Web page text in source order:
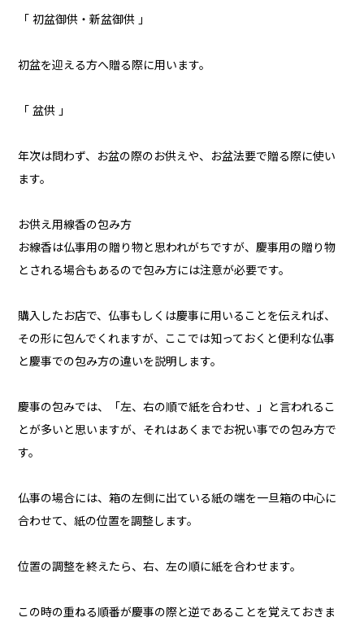
「 初盆御供・新盆御供 」
初盆を迎える方へ贈る際に用います。
「 盆供 」
年次は問わず、お盆の際のお供えや、お盆法要で贈る際に使い
ます。
お供え用線香の包み方
お線香は仏事用の贈り物と思われがちですが、慶事用の贈り物
とされる場合もあるので包み方には注意が必要です。
購入したお店で、仏事もしくは慶事に用いることを伝えれば、
その形に包んでくれますが、ここでは知っておくと便利な仏事
と慶事での包み方の違いを説明します。
慶事の包みでは、「左、右の順で紙を合わせ、」と言われるこ
とが多いと思いますが、それはあくまでお祝い事での包み方で
す。
仏事の場合には、箱の左側に出ている紙の端を一旦箱の中心に
合わせて、紙の位置を調整します。
位置の調整を終えたら、右、左の順に紙を合わせます。
この時の重ねる順番が慶事の際と逆であることを覚えておきま